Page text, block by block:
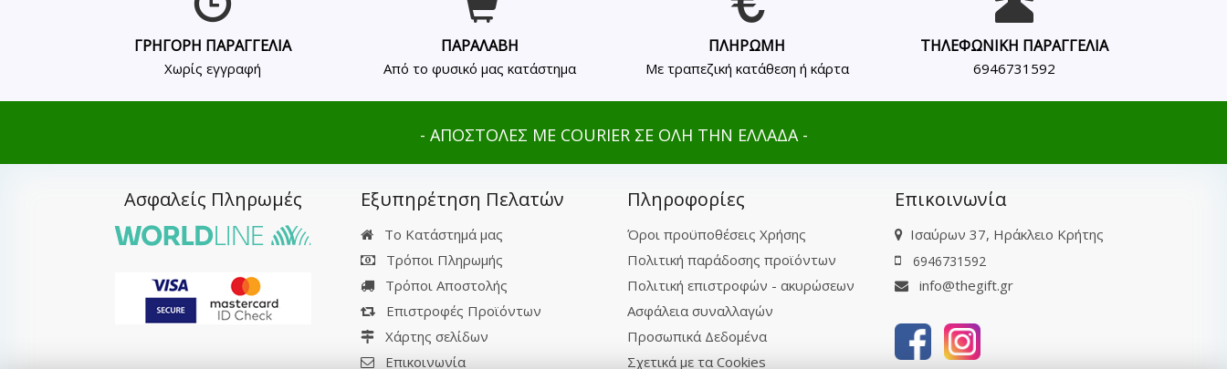
ΓΡΗΓΟΡΗ ΠΑΡΑΓΓΕΛΙΑ
Χωρίς εγγραφή
ΠΑΡΑΛΑΒΗ
Από το φυσικό μας κατάστημα
ΠΛΗΡΩΜΗ
Με τραπεζική κατάθεση ή κάρτα
ΤΗΛΕΦΩΝΙΚΗ ΠΑΡΑΓΓΕΛΙΑ
6946731592
- ΑΠΟΣΤΟΛΕΣ ΜΕ COURIER ΣΕ ΟΛΗ ΤΗΝ ΕΛΛΑΔΑ -
Ασφαλείς Πληρωμές Εξυπηρέτηση Πελατών
Το Κατάστημά μας
Τρόποι Πληρωμής
Τρόποι Αποστολής
Επιστροφές Προϊόντων
Χάρτης σελίδων
Επικοινωνία
Πληροφορίες
Όροι προϋποθέσεις Χρήσης
Πολιτική παράδοσης προϊόντων
Πολιτική επιστροφών - ακυρώσεων
Ασφάλεια συναλλαγών
Προσωπικά Δεδομένα
Σχετικά με τα Cookies
Επικοινωνία
Ισαύρων 37, Ηράκλειο Κρήτης
6946731592
info@thegift.gr